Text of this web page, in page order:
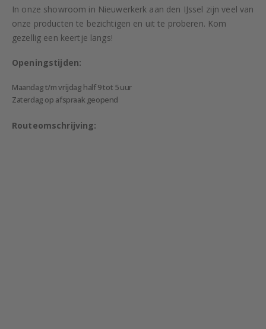
In onze showroom in Nieuwerkerk aan den IJssel zijn veel van
onze producten te bezichtigen en uit te proberen. Kom
gezellig een keertje langs!
Openingstijden:
Maandag t/m vrijdag half 9 tot 5 uur
Zaterdag op afspraak geopend
Routeomschrijving: